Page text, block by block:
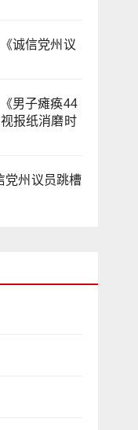
诚信党州议
男子瘫痪44
报纸消磨时
党州议员跳槽